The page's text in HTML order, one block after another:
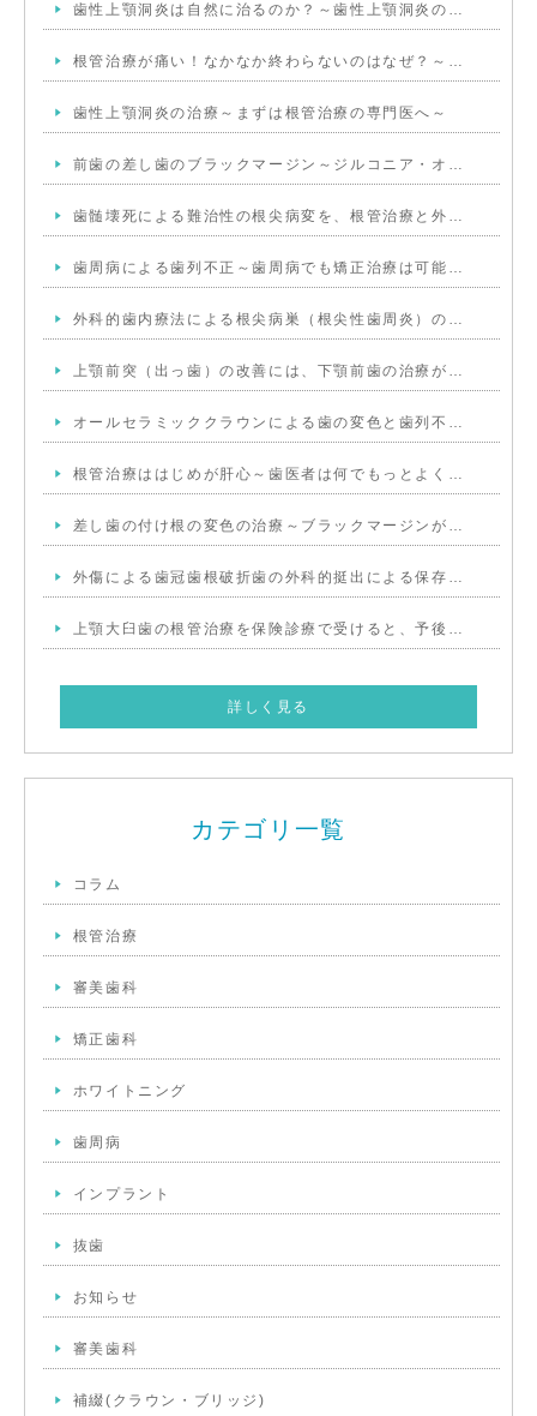
歯性上顎洞炎は自然に治るのか？～歯性上顎洞炎の…
根管治療が痛い！なかなか終わらないのはなぜ？～…
歯性上顎洞炎の治療～まずは根管治療の専門医へ～
前歯の差し歯のブラックマージン～ジルコニア・オ…
歯髄壊死による難治性の根尖病変を、根管治療と外…
歯周病による歯列不正～歯周病でも矯正治療は可能…
外科的歯内療法による根尖病巣（根尖性歯周炎）の…
上顎前突（出っ歯）の改善には、下顎前歯の治療が…
オールセラミッククラウンによる歯の変色と歯列不…
根管治療ははじめが肝心～歯医者は何でもっとよく…
差し歯の付け根の変色の治療～ブラックマージンが…
外傷による歯冠歯根破折歯の外科的挺出による保存…
上顎大臼歯の根管治療を保険診療で受けると、予後…
詳しく見る
カテゴリ一覧
コラム
根管治療
審美歯科
矯正歯科
ホワイトニング
歯周病
インプラント
抜歯
お知らせ
審美歯科
補綴(クラウン・ブリッジ)